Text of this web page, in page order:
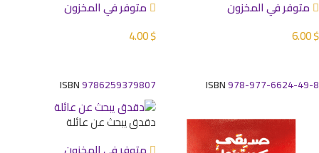
متوفر في المخزون
6.00$
ISBN978-977-6624-49-8
متوفر في المخزون
4.00$
ISBN9786259379807
دقدق يبحث عن عائلة